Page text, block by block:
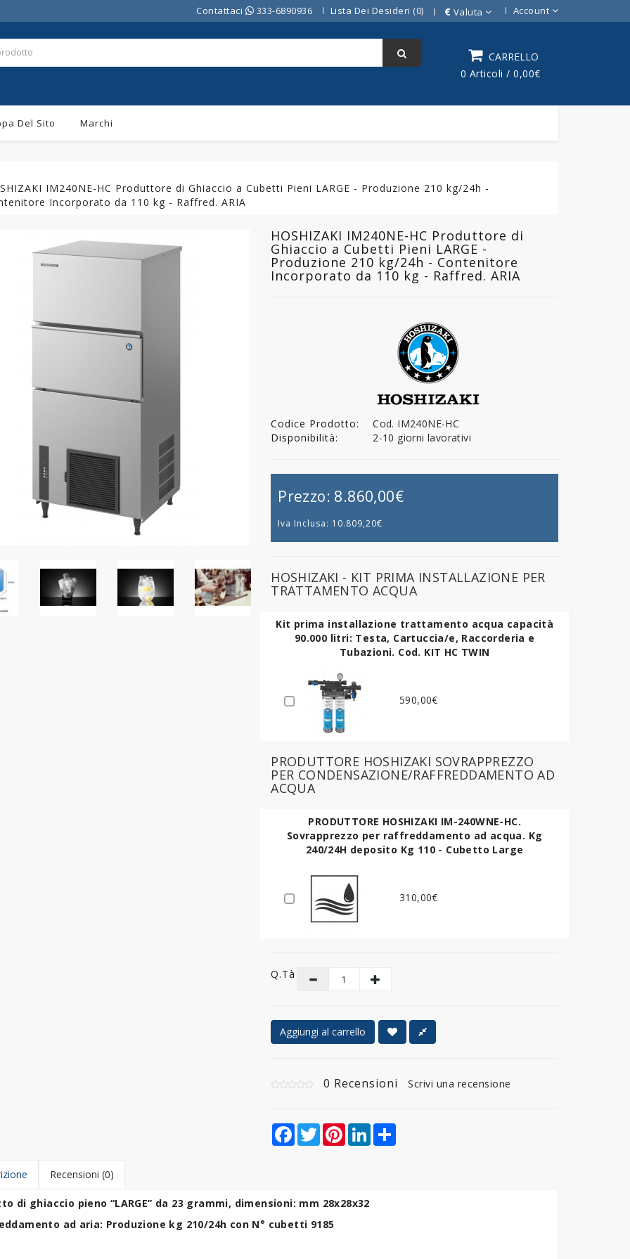
Contattaci 333-6890936 Lista Dei Desideri (0) € Valuta Account
CARRELLO
0 Articoli / 0,00€
Del Sito Marchi
IM240NE-HC Produttore di Ghiaccio a Cubetti Pieni LARGE - Produzione 210 kg/24h -
Incorporato da 110 kg - Raffred. ARIA
HOSHIZAKI IM240NE-HC Produttore di
Ghiaccio a Cubetti Pieni LARGE -
Produzione 210 kg/24h - Contenitore
Incorporato da 110 kg - Raffred. ARIA
Codice Prodotto:
Cod. IM240NE-HC
Disponibilità:
2-10 giorni lavorativi
Prezzo: 8.860,00€
Iva Inclusa: 10.809,20€
HOSHIZAKI - KIT PRIMA INSTALLAZIONE PER
TRATTAMENTO ACQUA
Kit prima installazione trattamento acqua capacità
90.000 litri: Testa, Cartuccia/e, Raccorderia e
Tubazioni. Cod. KIT HC TWIN
590,00€
PRODUTTORE HOSHIZAKI SOVRAPPREZZO
PER CONDENSAZIONE/RAFFREDDAMENTO AD
ACQUA
PRODUTTORE HOSHIZAKI IM-240WNE-HC.
Sovrapprezzo per raffreddamento ad acqua. Kg
240/24H deposito Kg 110 - Cubetto Large
310,00€
Q.tà
Aggiungi al carrello
0 Recensioni Scrivi una recensione
Facebook
TwitterPinterestLinkedIn
Recensioni (0)
di ghiaccio pieno “LARGE” da 23 grammi, dimensioni: mm 28x28x32
ad aria: Produzione kg 210/24h con N° cubetti 9185